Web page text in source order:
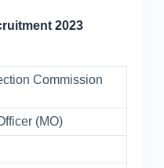
2023
Commission
(MO)